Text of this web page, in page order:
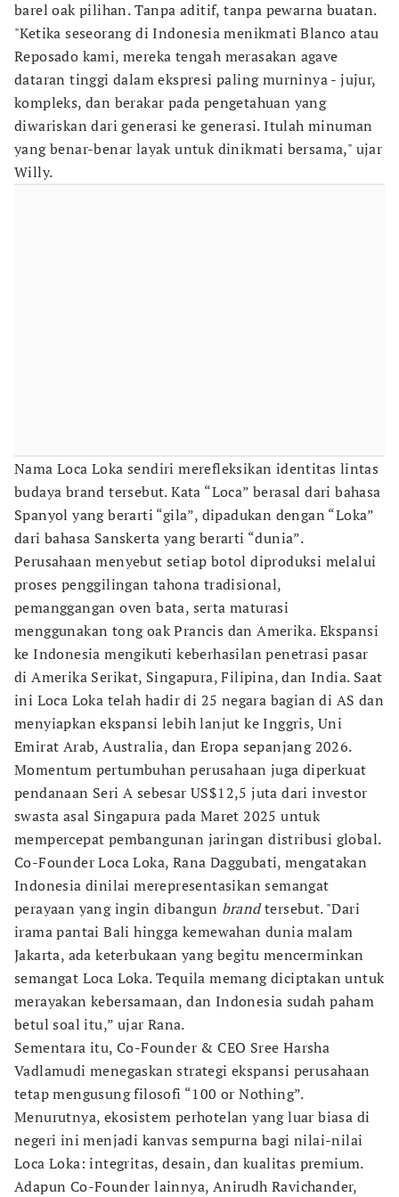
barel oak pilihan. Tanpa aditif, tanpa pewarna buatan.
"Ketika seseorang di Indonesia menikmati Blanco atau
Reposado kami, mereka tengah merasakan agave
dataran tinggi dalam ekspresi paling murninya - jujur,
kompleks, dan berakar pada pengetahuan yang
diwariskan dari generasi ke generasi. Itulah minuman
yang benar-benar layak untuk dinikmati bersama," ujar
Willy.
Nama Loca Loka sendiri merefleksikan identitas lintas
budaya brand tersebut. Kata “Loca” berasal dari bahasa
Spanyol yang berarti “gila”, dipadukan dengan “Loka”
dari bahasa Sanskerta yang berarti “dunia”.
Perusahaan menyebut setiap botol diproduksi melalui
proses penggilingan tahona tradisional,
pemanggangan oven bata, serta maturasi
menggunakan tong oak Prancis dan Amerika. Ekspansi
ke Indonesia mengikuti keberhasilan penetrasi pasar
di Amerika Serikat, Singapura, Filipina, dan India. Saat
ini Loca Loka telah hadir di 25 negara bagian di AS dan
menyiapkan ekspansi lebih lanjut ke Inggris, Uni
Emirat Arab, Australia, dan Eropa sepanjang 2026.
Momentum pertumbuhan perusahaan juga diperkuat
pendanaan Seri A sebesar US$12,5 juta dari investor
swasta asal Singapura pada Maret 2025 untuk
mempercepat pembangunan jaringan distribusi global.
Co-Founder Loca Loka, Rana Daggubati, mengatakan
Indonesia dinilai merepresentasikan semangat
perayaan yang ingin dibangun brandtersebut. "Dari
irama pantai Bali hingga kemewahan dunia malam
Jakarta, ada keterbukaan yang begitu mencerminkan
semangat Loca Loka. Tequila memang diciptakan untuk
merayakan kebersamaan, dan Indonesia sudah paham
betul soal itu,” ujar Rana.
Sementara itu, Co-Founder & CEO Sree Harsha
Vadlamudi menegaskan strategi ekspansi perusahaan
tetap mengusung filosofi “100 or Nothing”.
Menurutnya, ekosistem perhotelan yang luar biasa di
negeri ini menjadi kanvas sempurna bagi nilai-nilai
Loca Loka: integritas, desain, dan kualitas premium.
Adapun Co-Founder lainnya, Anirudh Ravichander,